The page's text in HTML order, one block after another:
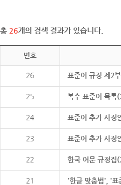
총 26개의 검색 결과가 있습니다.
번호
26 표준어 규정 제2
25 복수 표준어 목
24 표준어 추가 사정
23 표준어 추가 사정
22 한국 어문 규정집
21 '한글 맞춤법', '표